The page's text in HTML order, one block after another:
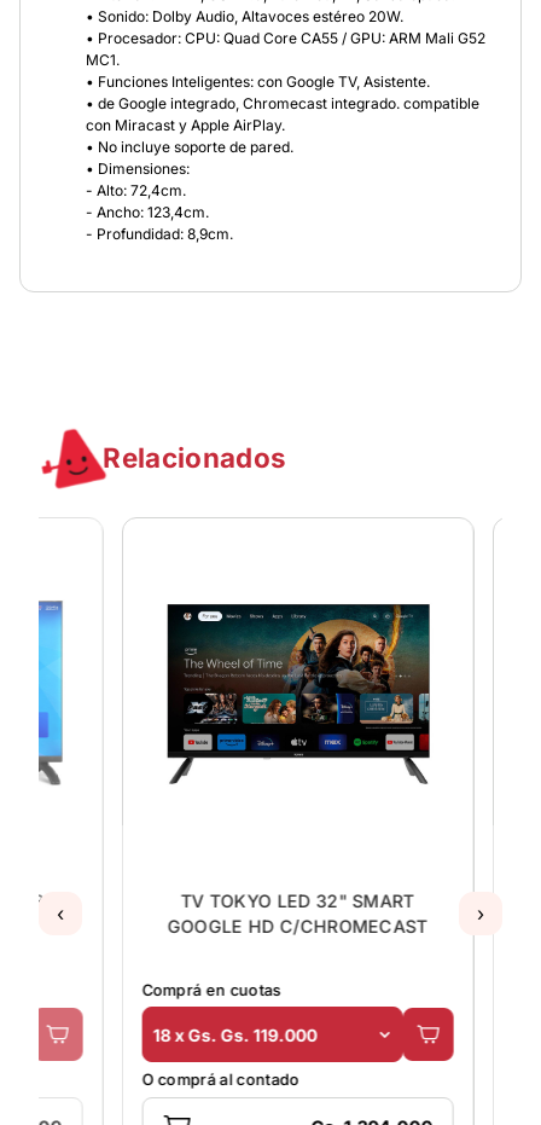
• Sonido: Dolby Audio, Altavoces estéreo 20W.
• Procesador: CPU: Quad Core CA55 / GPU: ARM Mali G52
MC1.
• Funciones Inteligentes: con Google TV, Asistente.
• de Google integrado, Chromecast integrado. compatible
con Miracast y Apple AirPlay.
• No incluye soporte de pared.
• Dimensiones:
- Alto: 72,4cm.
- Ancho: 123,4cm.
- Profundidad: 8,9cm.
Relacionados
TV TOKYO LED 32" SMART
GOOGLE HD C/CHROMECAST
Comprá en cuotas
18 x Gs. Gs. 119.000
O comprá al contado
‹ ›